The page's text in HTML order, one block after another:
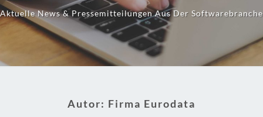
Aktuelle News & Pressemitteilungen Aus Der Softwarebranche
Autor: Firma Eurodata